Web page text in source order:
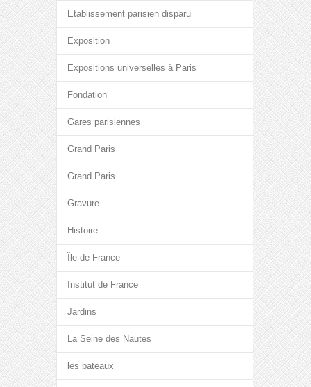
Etablissement parisien disparu
Exposition
Expositions universelles à Paris
Fondation
Gares parisiennes
Grand Paris
Grand Paris
Gravure
Histoire
Île-de-France
Institut de France
Jardins
La Seine des Nautes
les bateaux